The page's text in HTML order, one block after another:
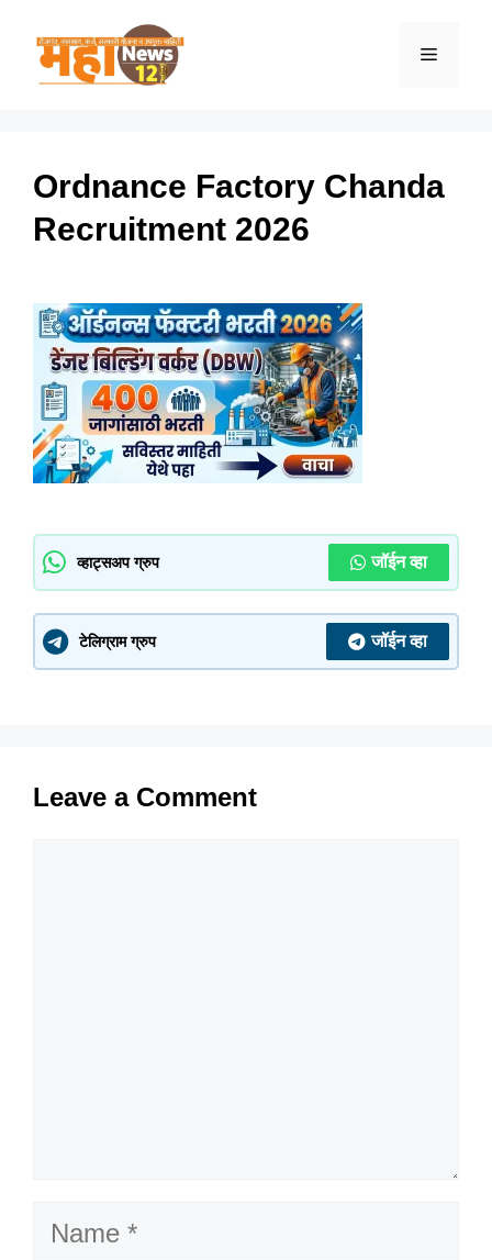
Menu
Ordnance Factory Chanda
Recruitment 2026
व्हाट्सअप ग्रुप जॉईन व्हा
टेलिग्राम ग्रुप जॉईन व्हा
Leave a Comment
Name